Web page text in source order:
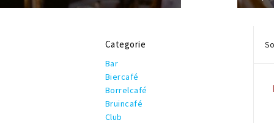
Categorie
Bar
Biercafé
Borrelcafé
Bruincafé
Club